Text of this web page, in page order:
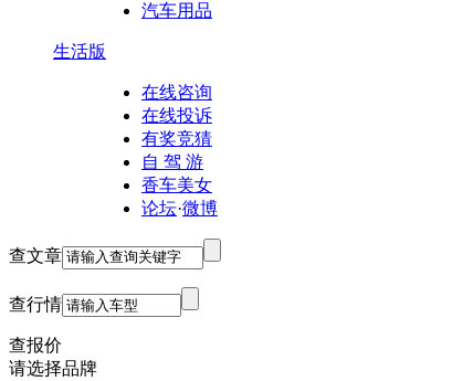
汽车用品
生活版
在线咨询
在线投诉
有奖竞猜
自 驾 游
香车美女
论坛·微博
查文章
查行情
查报价
请选择品牌